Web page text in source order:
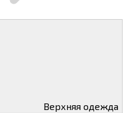
Верхняя одежда